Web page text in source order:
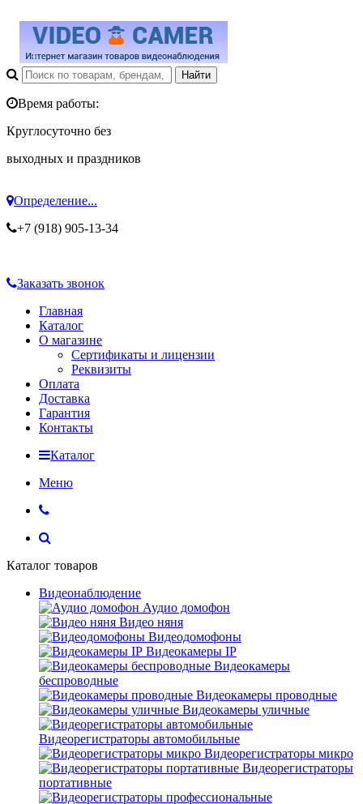
Время работы:
Круглосуточно без
выходных и праздников
Определение...
+7 (918) 905-13-34
Заказать звонок
Главная
Каталог
О магазине
Сертификаты и лицензии
Реквизиты
Оплата
Доставка
Гарантия
Контакты
Каталог
Меню
Каталог товаров
Видеонаблюдение
Аудио домофон
Видео няня
Видеодомофоны
Видеокамеры IP
Видеокамеры
беспроводные
Видеокамеры проводные
Видеокамеры уличные
Видеорегистраторы автомобильные
Видеорегистраторы микро
Видеорегистраторы
портативные